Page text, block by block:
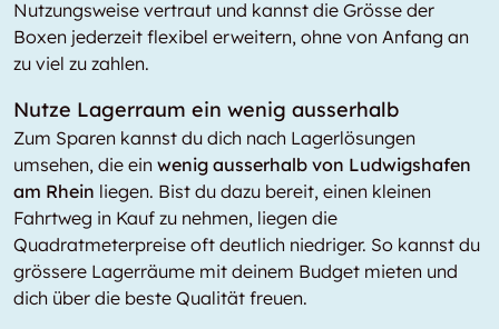
Nutzungsweise vertraut und kannst die Grösse der
Boxen jederzeit flexibel erweitern, ohne von Anfang an
zu viel zu zahlen.
Nutze Lagerraum ein wenig ausserhalb
Zum Sparen kannst du dich nach Lagerlösungen
umsehen, die ein wenig ausserhalb von Ludwigshafen
am Rhein liegen. Bist du dazu bereit, einen kleinen
Fahrtweg in Kauf zu nehmen, liegen die
Quadratmeterpreise oft deutlich niedriger. So kannst du
grössere Lagerräume mit deinem Budget mieten und
dich über die beste Qualität freuen.